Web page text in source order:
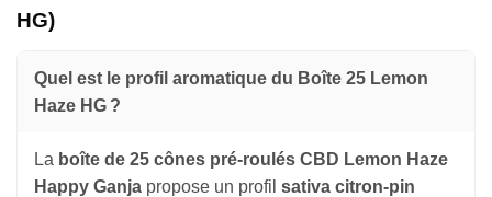
HG)
Quel est le profil aromatique du Boîte 25 Lemon
Haze HG ?
La boîte de 25 cônes pré-roulés CBD Lemon Haze
Happy Ganja propose un profil sativa citron-pin